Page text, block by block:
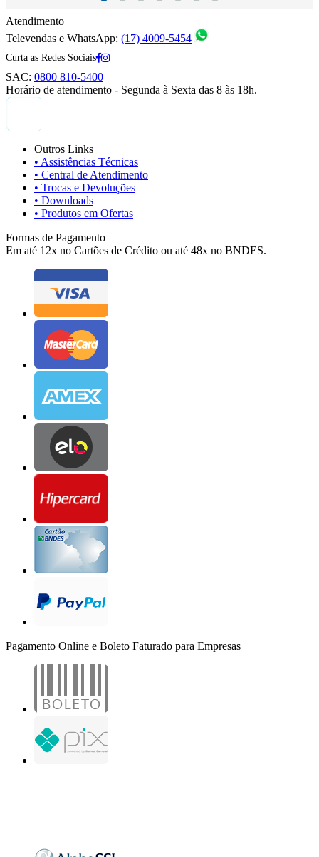
Atendimento
Televendas e WhatsApp: (17) 4009-5454
Curta as Redes Sociais
SAC: 0800 810-5400
Horário de atendimento - Segunda à Sexta das 8 às 18h.
Outros Links
• Assistências Técnicas
• Central de Atendimento
• Trocas e Devoluções
• Downloads
• Produtos em Ofertas
Formas de Pagamento
Em até 12x no Cartões de Crédito ou até 48x no BNDES.
Pagamento Online e Boleto Faturado para Empresas